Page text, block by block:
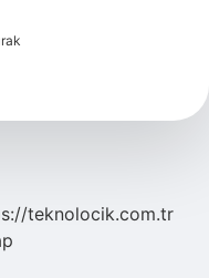
teknolocik.com.tr